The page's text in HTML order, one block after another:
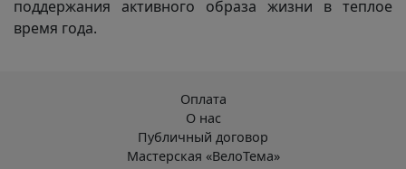
поддержания активного образа жизни в теплое
время года.
Оплата
О нас
Публичный договор
Мастерская «ВелоТема»